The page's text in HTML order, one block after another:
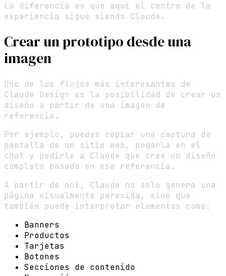
La diferencia es que aquí el centro de la
experiencia sigue siendo Claude.
Crear un prototipo desde una
imagen
Uno de los flujos más interesantes de
Claude Design es la posibilidad de crear un
diseño a partir de una imagen de
referencia.
Por ejemplo, puedes copiar una captura de
pantalla de un sitio web, pegarla en el
chat y pedirle a Claude que cree un diseño
completo basado en esa referencia.
A partir de ahí, Claude no solo genera una
página visualmente parecida, sino que
también puede interpretar elementos como:
Banners
Productos
Tarjetas
Botones
Secciones de contenido